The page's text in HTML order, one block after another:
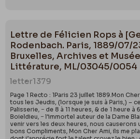
Lettre de Félicien Rops à
Rodenbach. Paris, 1889/07/
Bruxelles, Archives et
Littérature, ML/03045/0054
letter1379
Page 1 Recto : 1Paris 23 juillet 1889.Mon
tous les Jeudis, (lorsque je suis à Paris,) –
Palisserie, − de 8 à 11 heures, & de 1 heure à
Boieldieu, − l’immortel auteur de la Dame
venir vers les deux heures, nous causerons
bons Compliments, Mon Cher Ami, ils me